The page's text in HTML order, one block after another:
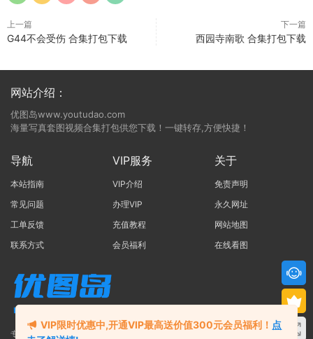
上一篇
G44不会受伤 合集打包下载
下一篇
西园寺南歌 合集打包下载
网站介绍：
优图岛www.youtudao.com
海量写真套图视频合集打包供您下载！一键转存,方便快捷！
导航
本站指南
常见问题
工单反馈
联系方式
VIP服务
VIP介绍
办理VIP
充值教程
会员福利
关于
免责声明
永久网址
网站地图
在线看图
专注于写真合集打包的网站
VIP限时优惠中,开通VIP最高送价值300元会员福利！ 点